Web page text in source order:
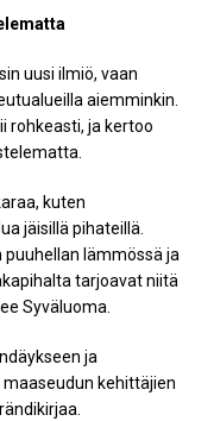
uusi ilmiö, vaan
aiemminkin.
rohkeasti, ja kertoo
kuten
jäisillä pihateillä.
lämmössä ja
tarjoavat niitä
Syväluoma.
ja
kehittäjien